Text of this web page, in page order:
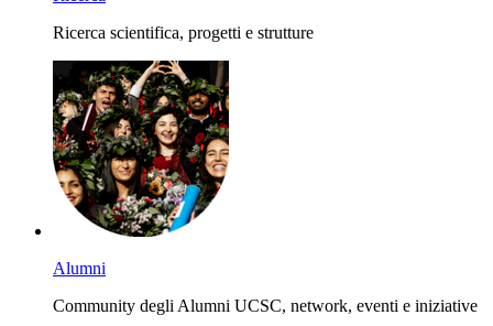
Ricerca scientifica, progetti e strutture
Alumni
Community degli Alumni UCSC, network, eventi e iniziative